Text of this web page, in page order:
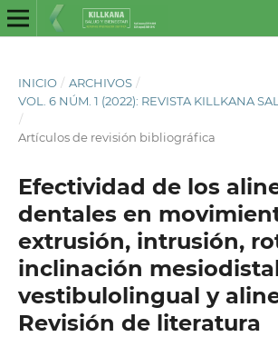
INICIO / ARCHIVOS /
VOL. 6 NÚM. 1 (2022): REVISTA KILLKANA
/
Artículos de revisión bibliográfica
Efectividad de los
dentales en
extrusión, intrusión,
inclinación
vestibulolingual y
Revisión de literatura